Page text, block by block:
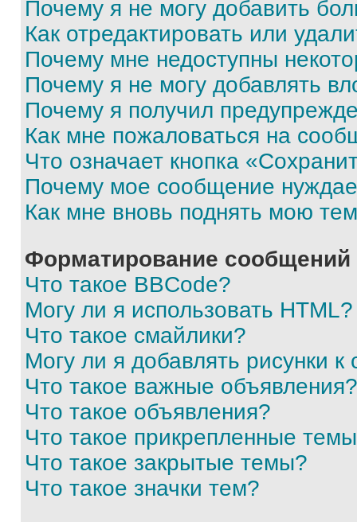
Почему я не могу добавить
Как отредактировать или
Почему мне недоступны
Почему я не могу добавлять
Почему я получил
Как мне пожаловаться на
Что означает кнопка
Почему мое сообщение
Как мне вновь поднять мою
Форматирование
Что такое BBCode?
Могу ли я использовать HTML?
Что такое смайлики?
Могу ли я добавлять рисунки
Что такое важные объявления?
Что такое объявления?
Что такое прикрепленные
Что такое закрытые темы?
Что такое значки тем?